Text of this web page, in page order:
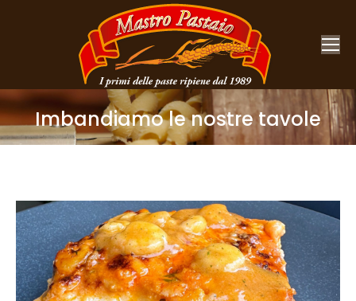
Imbandiamo le nostre tavole
You are here: